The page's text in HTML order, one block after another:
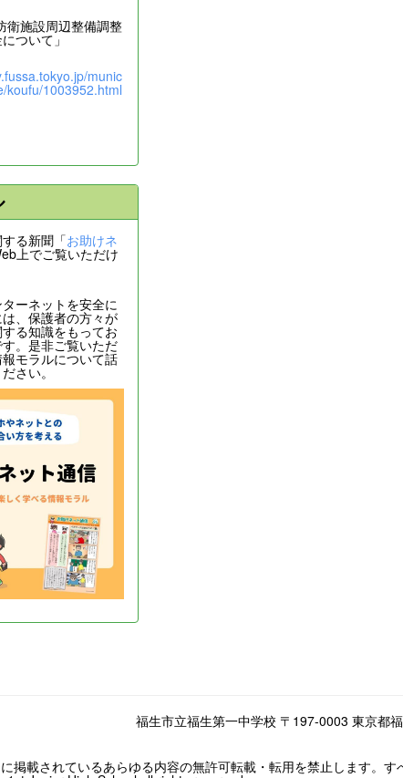
施設周辺整備調整
ついて」
munic
koufu/1003952.html
る新聞「お助けネ
上でご覧いただけ
ーネットを安全に
、保護者の方々が
る知識をもってお
。是非ご覧いただ
モラルについて話
さい。
福生市立福生第一中学校 〒197-0003 東京都
掲載されているあらゆる内容の無許可転載・転用を禁止します。す